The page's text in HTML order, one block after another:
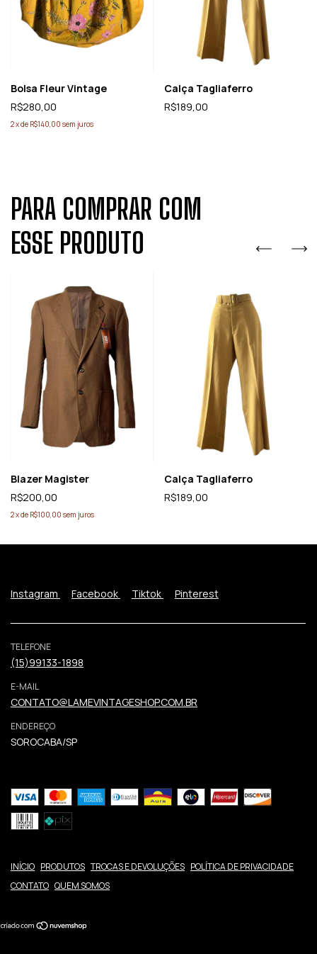
Bolsa Fleur Vintage
R$280,00
2xde R$140,00 sem juros
Calça Tagliaferro
R$189,00
PARA COMPRAR COM
ESSE PRODUTO
Blazer Magister
R$200,00
2xde R$100,00 sem juros
Calça Tagliaferro
R$189,00
Instagram Facebook Tiktok Pinterest
TELEFONE
(15)99133-1898
E-MAIL
CONTATO@LAMEVINTAGESHOP.COM.BR
ENDEREÇO
SOROCABA/SP
INÍCIO PRODUTOS TROCAS E DEVOLUÇÕES POLÍTICA DE PRIVACIDADE
CONTATO QUEM SOMOS